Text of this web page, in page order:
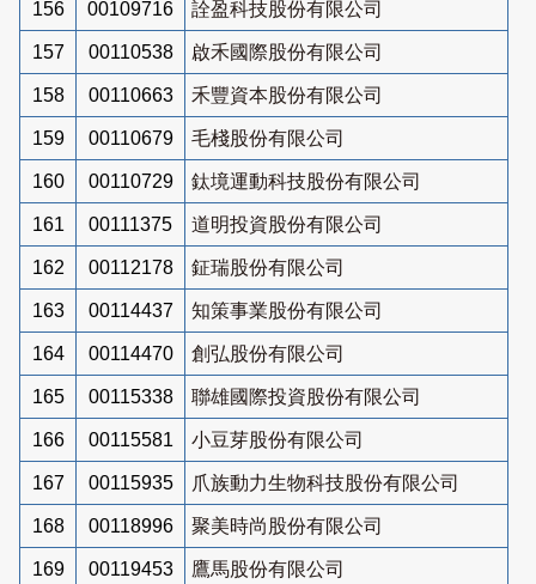
156 00109716 詮盈科技股份有限公司
157 00110538 啟禾國際股份有限公司
158 00110663 禾豐資本股份有限公司
159 00110679 毛棧股份有限公司
160 00110729 鈦境運動科技股份有限公司
161 00111375 道明投資股份有限公司
162 00112178 鉦瑞股份有限公司
163 00114437 知策事業股份有限公司
164 00114470 創弘股份有限公司
165 00115338 聯雄國際投資股份有限公司
166 00115581 小豆芽股份有限公司
167 00115935 爪族動力生物科技股份有限公司
168 00118996 聚美時尚股份有限公司
169 00119453 鷹馬股份有限公司